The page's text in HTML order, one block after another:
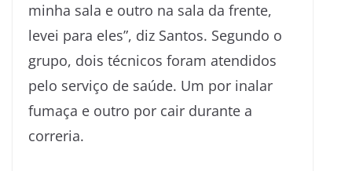
minha sala e outro na sala da frente,
levei para eles”, diz Santos. Segundo o
grupo, dois técnicos foram atendidos
pelo serviço de saúde. Um por inalar
fumaça e outro por cair durante a
correria.